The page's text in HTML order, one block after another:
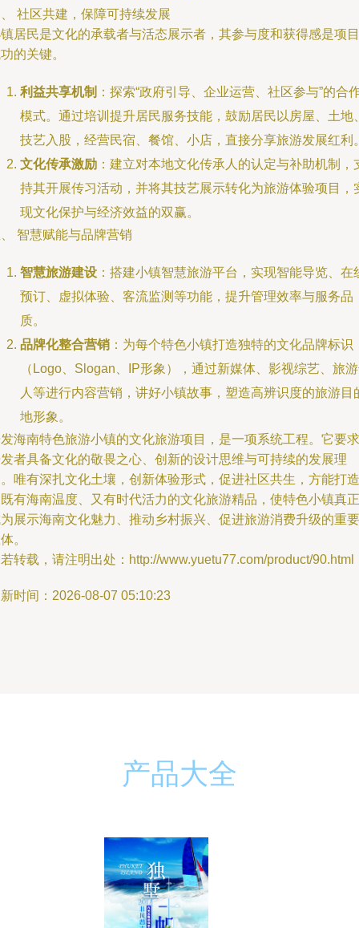
社区共建，保障可持续发展
居民是文化的承载者与活态展示者，其参与度和获得感是项目
的关键。
利益共享机制 ：探索“政府引导、企业运营、社区参与”的合
模式。通过培训提升居民服务技能，鼓励居民以房屋、土地
技艺入股，经营民宿、餐馆、小店，直接分享旅游发展红利
文化传承激励 ：建立对本地文化传承人的认定与补助机制，
持其开展传习活动，并将其技艺展示转化为旅游体验项目，
现文化保护与经济效益的双赢。
智慧赋能与品牌营销
智慧旅游建设 ：搭建小镇智慧旅游平台，实现智能导览、在
预订、虚拟体验、客流监测等功能，提升管理效率与服务品
质。
品牌化整合营销 ：为每个特色小镇打造独特的文化品牌标识
（Logo、Slogan、IP形象），通过新媒体、影视综艺、旅
人等进行内容营销，讲好小镇故事，塑造高辨识度的旅游目
地形象。
海南特色旅游小镇的文化旅游项目，是一项系统工程。它要求
者具备文化的敬畏之心、创新的设计思维与可持续的发展理
唯有深扎文化土壤，创新体验形式，促进社区共生，方能打造
有海南温度、又有时代活力的文化旅游精品，使特色小镇真正
展示海南文化魅力、推动乡村振兴、促进旅游消费升级的重要
。
转载，请注明出处：http://www.yuetu77.com/product/90.html
时间：2026-08-07 05:10:23
产品大全